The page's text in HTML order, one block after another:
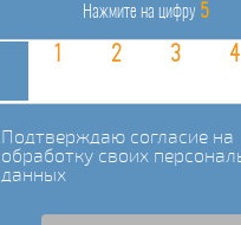
Нажмите на цифру 5
Подтверждаю согласие на
обработку своих
данных